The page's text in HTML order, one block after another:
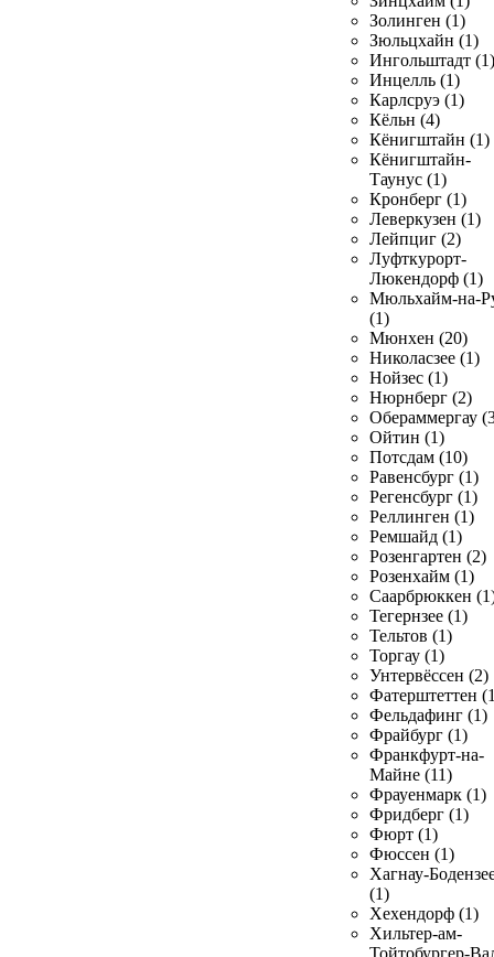
Золинген (1)
Зюльцхайн (1)
Ингольштадт (1)
Инцелль (1)
Карлсруэ (1)
Кёльн (4)
Кёнигштайн (1)
Кёнигштайн-
Таунус (1)
Кронберг (1)
Леверкузен (1)
Лейпциг (2)
Луфткурорт-
Люкендорф (1)
Мюльхайм-на-
(1)
Мюнхен (20)
Николасзее (1)
Нойзес (1)
Нюрнберг (2)
Обераммергау
Ойтин (1)
Потсдам (10)
Равенсбург (1)
Регенсбург (1)
Реллинген (1)
Ремшайд (1)
Розенгартен (2)
Розенхайм (1)
Саарбрюккен
Тегернзее (1)
Тельтов (1)
Торгау (1)
Унтервёссен (2)
Фатерштеттен
Фельдафинг (1)
Фрайбург (1)
Франкфурт-на-
Майне (11)
Фрауенмарк (1)
Фридберг (1)
Фюрт (1)
Фюссен (1)
Хагнау-
(1)
Хехендорф (1)
Хильтер-ам-
Тойтобургер-